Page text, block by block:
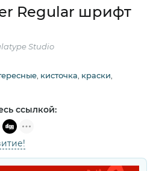
Regular шрифт
Studio
кисточка краски
ссылкой: